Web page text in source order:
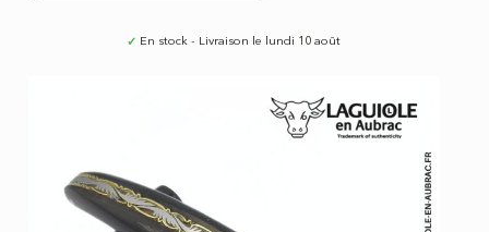
✓ En stock - Livraison le lundi 10 août